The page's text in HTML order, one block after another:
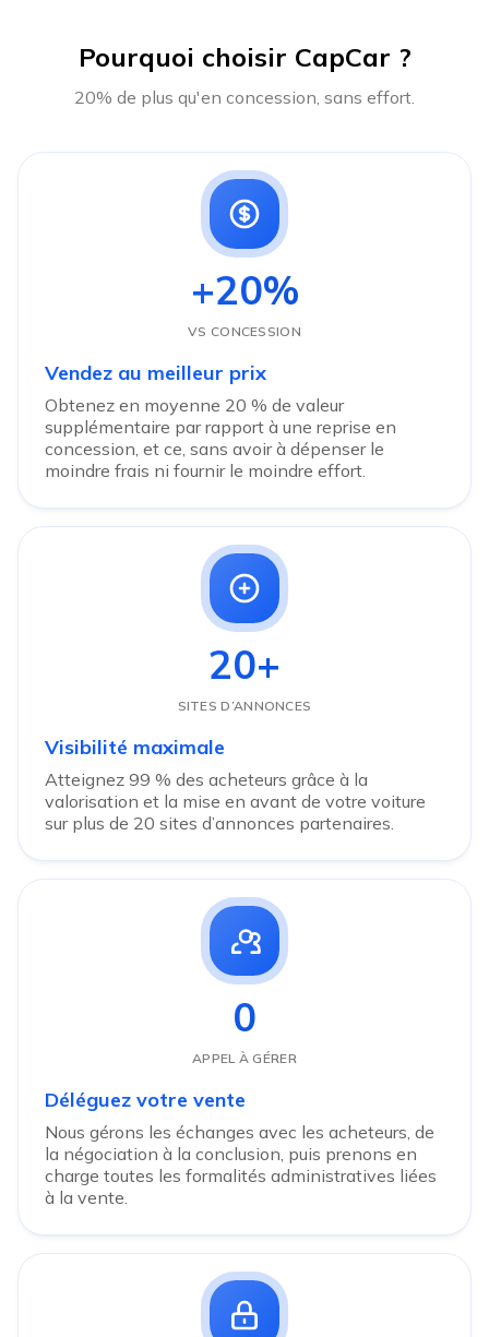
Pourquoi choisir CapCar ?
20% de plus qu'en concession, sans effort.
+20%
VS CONCESSION
Vendez au meilleur prix
Obtenez en moyenne 20 % de valeur
supplémentaire par rapport à une reprise en
concession, et ce, sans avoir à dépenser le
moindre frais ni fournir le moindre effort.
20+
SITES D’ANNONCES
Visibilité maximale
Atteignez 99 % des acheteurs grâce à la
valorisation et la mise en avant de votre voiture
sur plus de 20 sites d’annonces partenaires.
0
APPEL À GÉRER
Déléguez votre vente
Nous gérons les échanges avec les acheteurs, de
la négociation à la conclusion, puis prenons en
charge toutes les formalités administratives liées
à la vente.